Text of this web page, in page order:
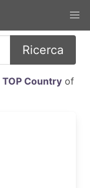
Ricerca
TOP Countryof